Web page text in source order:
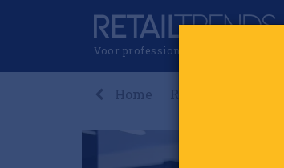
Voor professionals in retail & brands
Home Recent